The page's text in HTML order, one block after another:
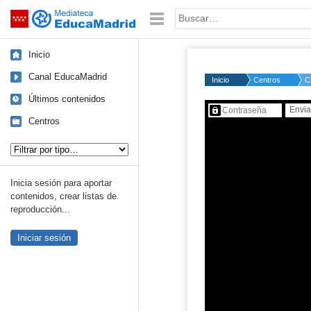
Saltar navegación Palabra o frase:
Inicio
Canal EducaMadrid
Últimos contenidos
Centros
Inicia sesión para aportar
contenidos, crear listas de
reproducción...
Iniciar sesión
Inicio Centros
Contenido protegido…